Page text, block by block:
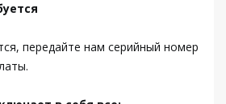
передайте нам серийный номер